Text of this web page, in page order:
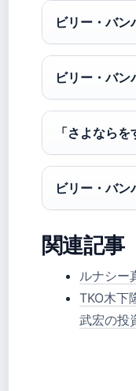
ビリー・バン
ビリー・バン
「さよなら
ビリー・バ
関連記事
ルナシー
TKO木下
武宏の投